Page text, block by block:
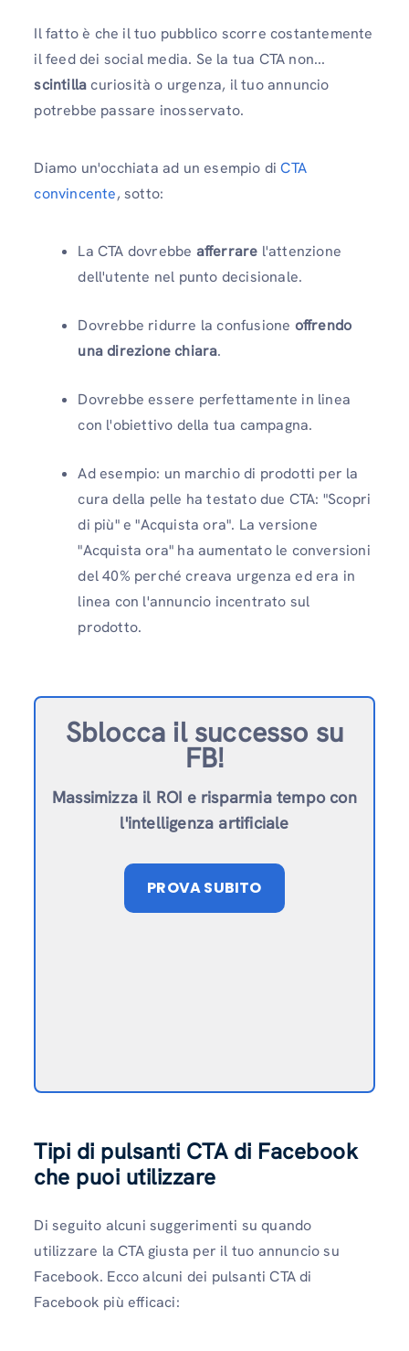
Il fatto è che il tuo pubblico scorre costantemente
il feed dei social media. Se la tua CTA non...
scintillacuriosità o urgenza, il tuo annuncio
potrebbe passare inosservato.
Diamo un'occhiata ad un esempio diCTA
convincente, sotto:
La CTA dovrebbe afferrare l'attenzione
dell'utente nel punto decisionale.
Dovrebbe ridurre la confusione offrendo
una direzione chiara.
Dovrebbe essere perfettamente in linea
con l'obiettivo della tua campagna.
Ad esempio: un marchio di prodotti per la
cura della pelle ha testato due CTA: "Scopri
di più" e "Acquista ora". La versione
"Acquista ora" ha aumentato le conversioni
del 40% perché creava urgenza ed era in
linea con l'annuncio incentrato sul
prodotto.
Sblocca il successo su
FB!
Massimizza il ROI e risparmia tempo con
l'intelligenza artificiale
PROVA SUBITO
Tipi di pulsanti CTA di Facebook
che puoi utilizzare
Di seguito alcuni suggerimenti su quando
utilizzare la CTA giusta per il tuo annuncio su
Facebook. Ecco alcuni dei pulsanti CTA di
Facebook più efficaci: